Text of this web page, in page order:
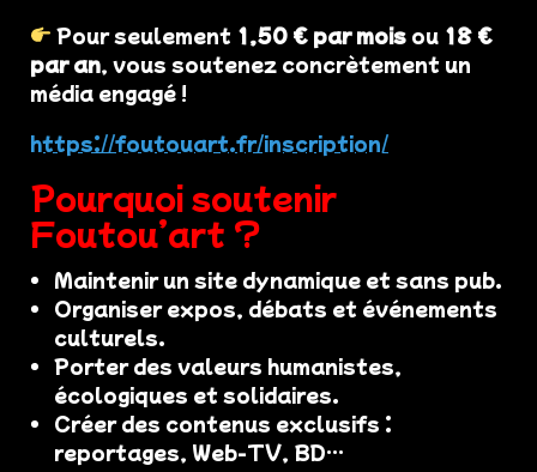
Pour seulement 1,50 € par mois ou 18 €
par an, vous soutenez concrètement un
média engagé !
https://foutouart.fr/inscription/
Pourquoi soutenir
Foutou’art ?
Maintenir un site dynamique et sans pub.
Organiser expos, débats et événements
culturels.
Porter des valeurs humanistes,
écologiques et solidaires.
Créer des contenus exclusifs :
reportages, Web-TV, BD…